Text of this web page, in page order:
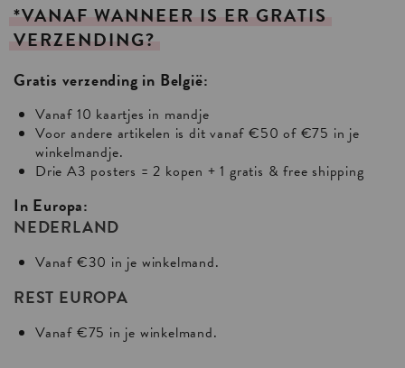
*VANAF WANNEER IS ER GRATIS
VERZENDING?
Gratis verzending in België:
Vanaf 10 kaartjes in mandje
Voor andere artikelen is dit vanaf €50 of €75 in je
winkelmandje.
Drie A3 posters = 2 kopen + 1 gratis & free shipping
In Europa:
NEDERLAND
Vanaf €30 in je winkelmand.
REST EUROPA
Vanaf €75 in je winkelmand.